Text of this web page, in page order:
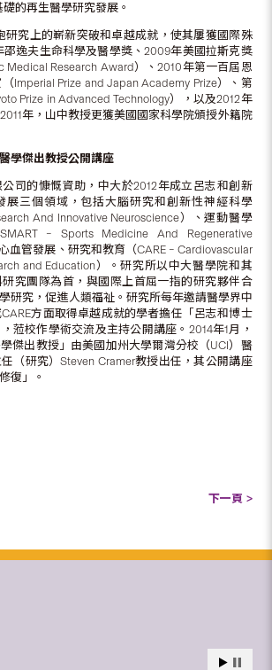
的再生醫學研究發展。
研究上的嶄新突破和卓越成就，使其屢獲國際殊
逸夫生命科學及醫學獎、2009年美國拉斯克獎
Medical Research Award）、2010年第一百屆恩
Imperial Prize and Japan Academy Prize）、第
Prize in Advanced Technology），以及2012年
年，山中教授更獲美國國家科學院頒授外籍院
學傑出教授公開講座
司的慷慨資助，中大於2012年成立呂志和創新
展三個領域，包括大腦研究和創新性神經科學
And Innovative Neuroscience）、運動醫學
– Sports Medicine And Regenerative
血管發展、研究和教育（CARE – Cardiovascular
and Education）。研究所以中大醫學院和其
究團隊為首，與國際上首屈一指的研究夥伴合
研究，促進人類福祉。研究所每年邀請醫學界中
CARE方面取得卓越成就的學者擔任「呂志和博士
蒞校作學術交流及主持公開講座。2014年1月，
學傑出教授」由美國加州大學爾灣分校（UCI）醫
（研究）Steven Cramer教授出任，其公開講座
復」。
下一頁 >